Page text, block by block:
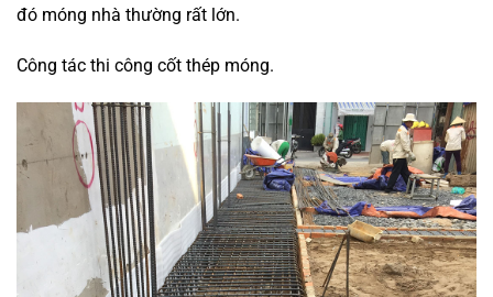
đó móng nhà thường rất lớn.
Công tác thi công cốt thép móng.